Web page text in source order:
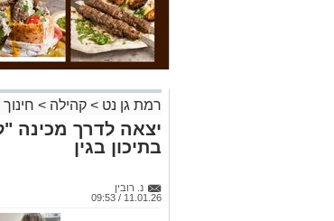
רמת גן נט > קהילה > חינוך
יצאה לדרך מכינה
בתיכון בגין
נ. רובין
11.01.26 / 09:53